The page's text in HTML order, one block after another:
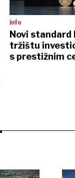
info
Novi
tržištu
s prestižnim